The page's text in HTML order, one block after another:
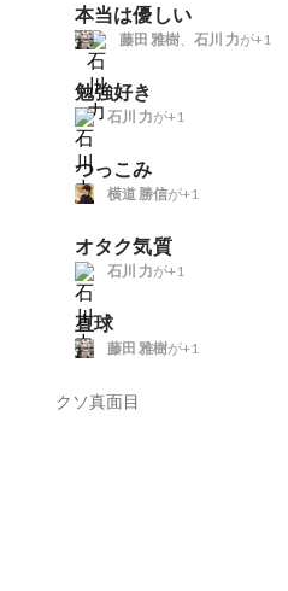
本当は優しい
藤田 雅樹、 石川 力が+1
勉強好き
石川 力が+1
つっこみ
横道 勝信が+1
オタク気質
石川 力が+1
直球
藤田 雅樹が+1
クソ真面目